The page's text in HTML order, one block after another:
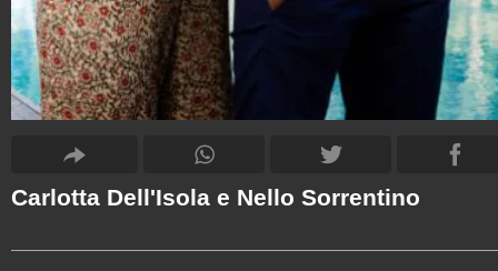
Carlotta Dell'Isola e Nello Sorrentino